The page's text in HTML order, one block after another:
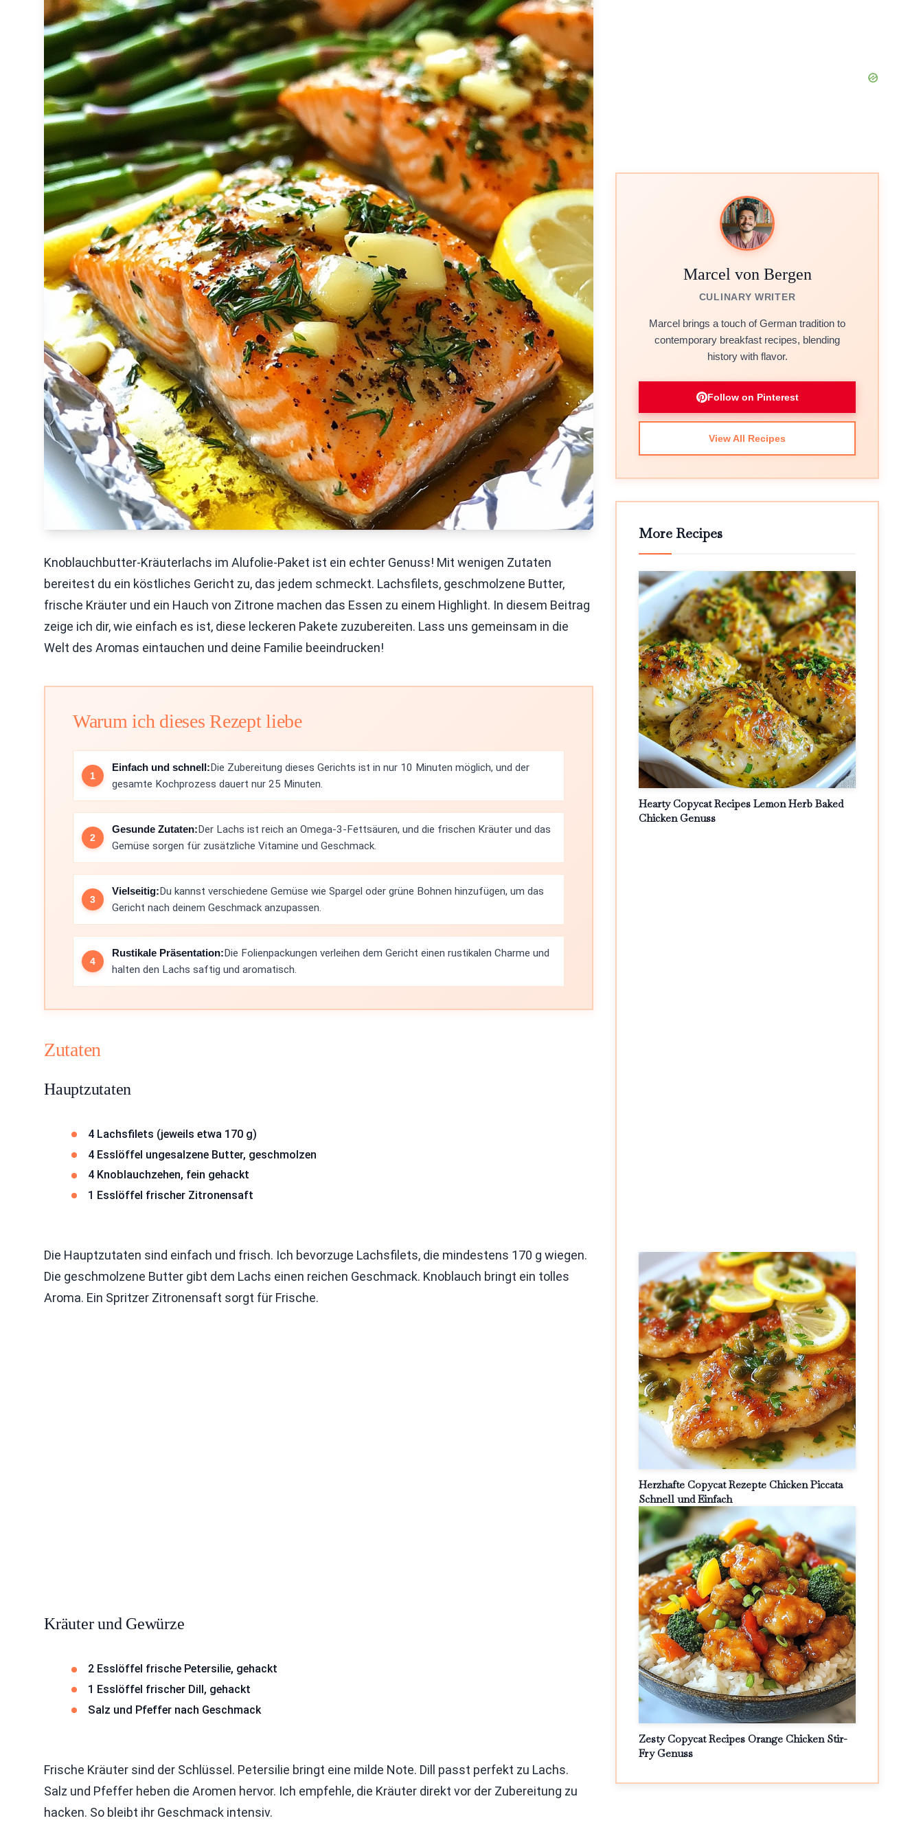
Knoblauchbutter-Kräuterlachs im Alufolie-Paket ist ein echter Genuss! Mit wenigen Zutaten
bereitest du ein köstliches Gericht zu, das jedem schmeckt. Lachsfilets, geschmolzene Butter,
frische Kräuter und ein Hauch von Zitrone machen das Essen zu einem Highlight. In diesem Beitrag
zeige ich dir, wie einfach es ist, diese leckeren Pakete zuzubereiten. Lass uns gemeinsam in die
Welt des Aromas eintauchen und deine Familie beeindrucken!
Warum ich dieses Rezept liebe
Einfach und schnell:Die Zubereitung dieses Gerichts ist in nur 10 Minuten möglich, und der
gesamte Kochprozess dauert nur 25 Minuten.
Gesunde Zutaten:Der Lachs ist reich an Omega-3-Fettsäuren, und die frischen Kräuter und das
Gemüse sorgen für zusätzliche Vitamine und Geschmack.
Vielseitig:Du kannst verschiedene Gemüse wie Spargel oder grüne Bohnen hinzufügen, um das
Gericht nach deinem Geschmack anzupassen.
Rustikale Präsentation:Die Folienpackungen verleihen dem Gericht einen rustikalen Charme und
halten den Lachs saftig und aromatisch.
Zutaten
Hauptzutaten
4 Lachsfilets (jeweils etwa 170 g)
4 Esslöffel ungesalzene Butter, geschmolzen
4 Knoblauchzehen, fein gehackt
1 Esslöffel frischer Zitronensaft
Die Hauptzutaten sind einfach und frisch. Ich bevorzuge Lachsfilets, die mindestens 170 g wiegen.
Die geschmolzene Butter gibt dem Lachs einen reichen Geschmack. Knoblauch bringt ein tolles
Aroma. Ein Spritzer Zitronensaft sorgt für Frische.
Kräuter und Gewürze
2 Esslöffel frische Petersilie, gehackt
1 Esslöffel frischer Dill, gehackt
Salz und Pfeffer nach Geschmack
Frische Kräuter sind der Schlüssel. Petersilie bringt eine milde Note. Dill passt perfekt zu Lachs.
Salz und Pfeffer heben die Aromen hervor. Ich empfehle, die Kräuter direkt vor der Zubereitung zu
hacken. So bleibt ihr Geschmack intensiv.
Marcel von Bergen
CULINARY WRITER
Marcel brings a touch of German tradition to
contemporary breakfast recipes, blending
history with flavor.
Follow on Pinterest
View All Recipes
More Recipes
Hearty Copycat Recipes Lemon Herb Baked
Chicken Genuss
Herzhafte Copycat Rezepte Chicken Piccata
Schnell und Einfach
Zesty Copycat Recipes Orange Chicken Stir-
Fry Genuss